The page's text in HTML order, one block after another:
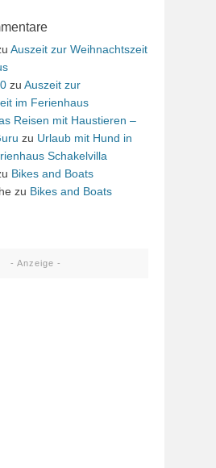
Auszeit zur Weihnachtszeit
zu Auszeit zur
im Ferienhaus
Reisen mit Haustieren –
zu Urlaub mit Hund in
Schakelvilla
Bikes and Boats
zu Bikes and Boats
- Anzeige -